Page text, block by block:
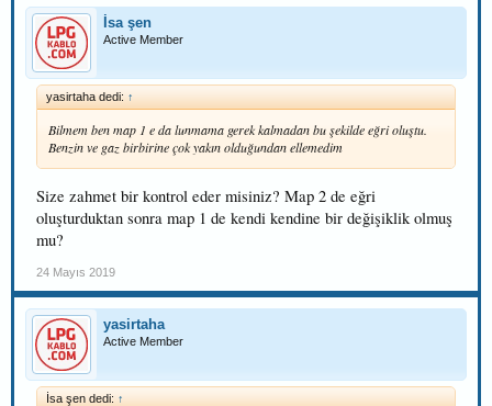
İsa şen
Active Member
yasirtaha dedi: ↑
Bilmem ben map 1 e da lunmama gerek kalmadan bu şekilde eğri oluştu.
Benzin ve gaz birbirine çok yakın olduğundan ellemedim
Size zahmet bir kontrol eder misiniz? Map 2 de eğri
oluşturduktan sonra map 1 de kendi kendine bir değişiklik olmuş
mu?
24 Mayıs 2019
yasirtaha
Active Member
İsa şen dedi: ↑